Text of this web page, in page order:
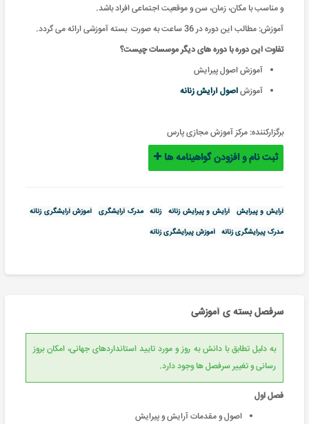
و مناسب با مکان، زمان، سن و موقعیت اجتماعی افراد باشد.
آموزش: مطالب این دوره در 36 ساعت به صورت بسته آموزشی ارائه می گردد
.
تفاوتاین دوره با دوره های دیگر موسسات چیست؟
آموزش اصول پیرایش
آموزشاصول آرایش زنانه
برگزارکننده: مرکز آموزش مجازی پارس
ثبت نام و افزودن گواهینامه ها
آرایش و پیرایش آرایش و پیرایش زنانه زنانه مدرک آرایشگری
آموزش آرایشگری زنانه
مدرک پیرایشگری زنانه آموزش پیرایشگری زنانه
سرفصل بسته ی آموزشی
به دلیل تطابق با دانش به روز و مورد تایید استانداردهای جهانی، امکان بروز
رسانی و تغییر سرفصل ها وجود دارد.
فصل اول
اصول و مقدمات آرایش و پیرایش